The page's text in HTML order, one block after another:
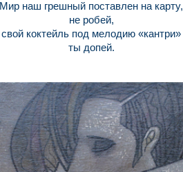
Мир наш грешный поставлен на карту,
не робей,
свой коктейль под мелодию «кантри»
ты допей.